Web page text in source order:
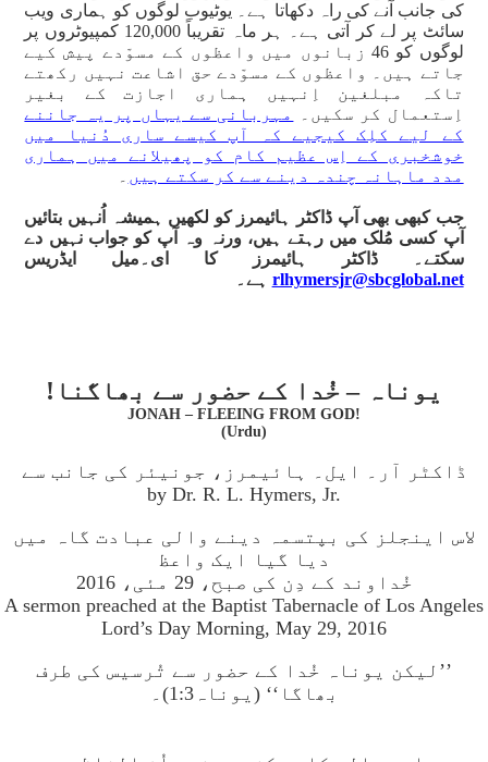
کی جانب آنے کی راہ دکھاتا ہے۔ یوٹیوب لوگوں کو ہماری ویب
سائٹ پر لے کر آتی ہے۔ ہر ماہ تقریباً 120,000 کمپیوٹروں پر
لوگوں کو 46 زبانوں میں واعظوں کے مسوّدے پیش کیے
جاتے ہیں۔ واعظوں کے مسوّدے حق اشاعت نہیں رکھتے
تاکہ مبلغین اِنہیں ہماری اجازت کے بغیر
اِستعمال کر سکیں۔
مہربانی سے یہاں پر یہ جاننے
کے لیے کلِک کیجیے کہ آپ کیسے ساری دُنیا میں
خوشخبری کے اِس عظیم کام کو پھیلانے میں ہماری
مدد ماہانہ چندہ دینے سے کر سکتے ہیں
جب کبھی بھی آپ ڈاکٹر ہائیمرز کو لکھیں ہمیشہ اُنہیں بتائیں
آپ کسی مُلک میں رہتے ہیں، ورنہ وہ آپ کو جواب نہیں دے
سکتے۔ ڈاکٹر ہائیمرز کا ای۔میل ایڈریس
rlhymersjr@sbcglobal.net ہے۔
یوناہ – خُدا کے حضور سے بھاگنا!
JONAH – FLEEING FROM GOD!
(Urdu)
ڈاکٹر آر۔ ایل۔ ہائیمرز، جونیئر کی جانب سے
by Dr. R. L. Hymers, Jr.
لاس اینجلز کی بپتسمہ دینے والی عبادت گاہ میں
دیا گیا ایک واعظ
خُداوند کے دِن کی صبح، 29 مئی، 2016
A sermon preached at the Baptist Tabernacle of Los Angeles
Lord’s Day Morning, May 29, 2016
’’لیکن یوناہ خُدا کے حضور سے تُرسیس کی طرف
بھاگا‘‘ (یوناہ1:3)۔